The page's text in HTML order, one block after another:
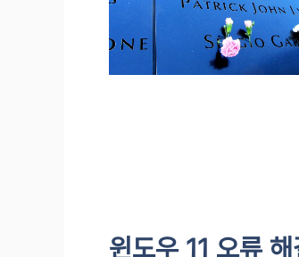
윈도우 11 오류